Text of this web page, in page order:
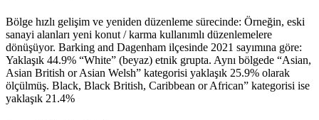
Bölge hızlı gelişim ve yeniden düzenleme sürecinde: Örneğin, eski
sanayi alanları yeni konut / karma kullanımlı düzenlemelere
dönüşüyor. Barking and Dagenham ilçesinde 2021 sayımına göre:
Yaklaşık 44.9% “White” (beyaz) etnik grupta. Aynı bölgede “Asian,
Asian British or Asian Welsh” kategorisi yaklaşık 25.9% olarak
ölçülmüş. Black, Black British, Caribbean or African” kategorisi ise
yaklaşık 21.4%